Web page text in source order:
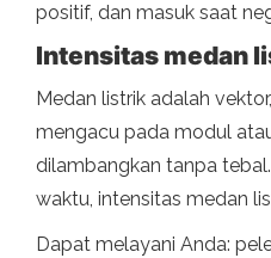
positif, dan masuk saat
Intensitas medan
Medan listrik adalah
mengacu pada modul
dilambangkan tanpa
waktu, intensitas medan
Dapat melayani Anda: